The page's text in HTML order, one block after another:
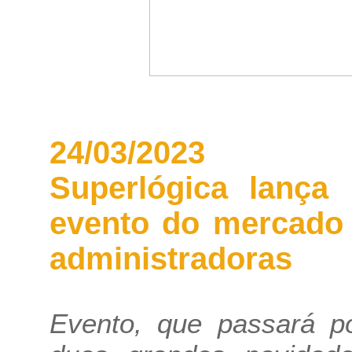
24/03/2023
Superlógica
evento do
administradoras
Evento, que passará